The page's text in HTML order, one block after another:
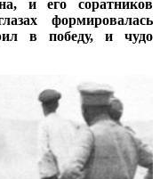
и его соратников
формировалась
в победу, и чудо